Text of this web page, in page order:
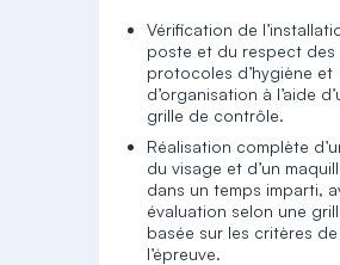
Vérification de
poste et du respect des
protocoles d’hygiène et
d’organisation à l’aide
grille de contrôle.
Réalisation complète
du visage et d’un
dans un temps imparti,
évaluation selon une
basée sur les critères de
l’épreuve.